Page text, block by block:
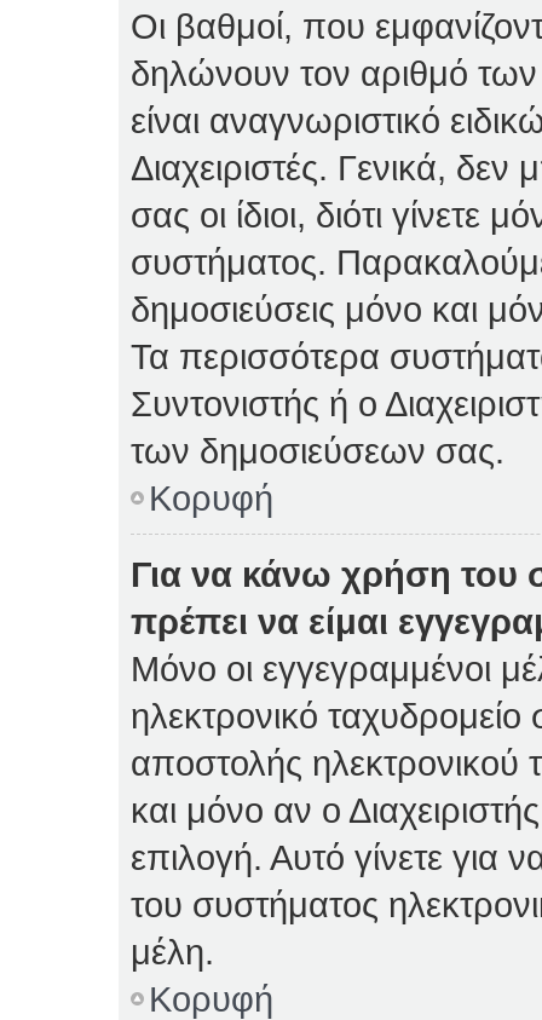
Οι βαθμοί, που
δηλώνουν τον αριθμό
είναι αναγνωριστικό
Διαχειριστές. Γενικά,
σας οι ίδιοι, διότι γίνετε
συστήματος.
δημοσιεύσεις μόνο και
Τα περισσότερα
Συντονιστής ή ο
των δημοσιεύσεων σας.
Κορυφή
Για να κάνω χρήση του
πρέπει να είμαι
Μόνο οι εγγεγραμμένοι
ηλεκτρονικό
αποστολής ηλεκτρονικού
και μόνο αν ο
επιλογή. Αυτό γίνετε
του συστήματος
μέλη.
Κορυφή